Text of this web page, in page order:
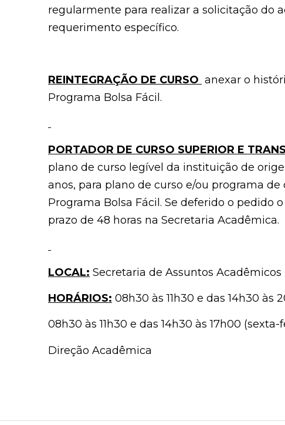
regularmente para realizar a solicitação do
requerimento específico.
REINTEGRAÇÃO DE CURSO anexar o
Programa Bolsa Fácil.
PORTADOR DE CURSO SUPERIOR E
plano de curso legível da instituição de
anos, para plano de curso e/ou programa
Programa Bolsa Fácil. Se deferido o pedido
prazo de 48 horas na Secretaria Acadêmica.
LOCAL: Secretaria de Assuntos Acadêmicos
HORÁRIOS: 08h30 às 11h30 e das 14h30
08h30 às 11h30 e das 14h30 às 17h00 (sexta-
Direção Acadêmica